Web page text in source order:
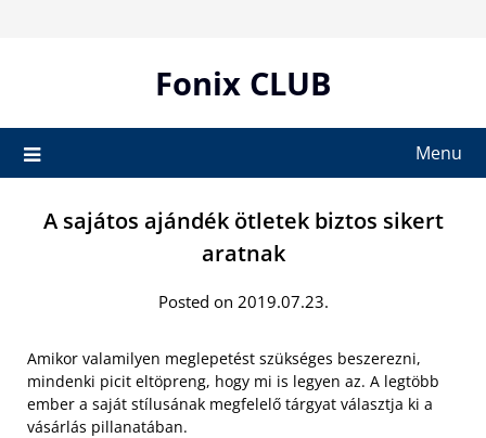
Fonix CLUB
Menu
A sajátos ajándék ötletek biztos sikert
aratnak
Posted on 2019.07.23.
Amikor valamilyen meglepetést szükséges beszerezni,
mindenki picit eltöpreng, hogy mi is legyen az. A legtöbb
ember a saját stílusának megfelelő tárgyat választja ki a
vásárlás pillanatában.